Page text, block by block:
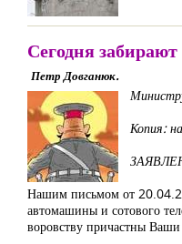
Сегодня
Петр Довганюк.
Копия:
Нашим письмом от
автомашины и сотового
воровству причастны